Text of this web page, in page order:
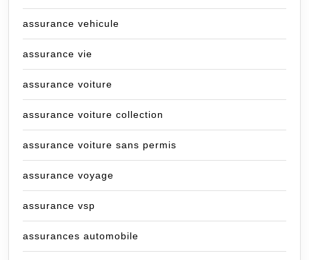
assurance vehicule
assurance vie
assurance voiture
assurance voiture collection
assurance voiture sans permis
assurance voyage
assurance vsp
assurances automobile